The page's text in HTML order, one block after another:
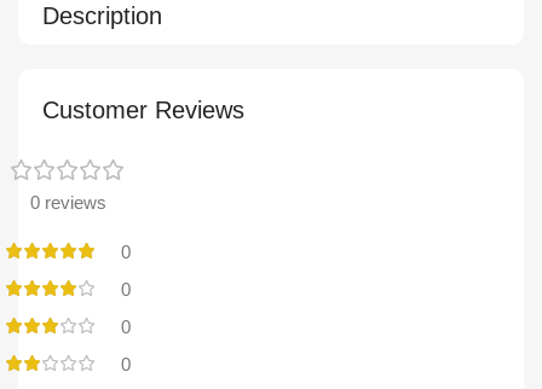
Description
Customer Reviews
0 reviews
0
0
0
0